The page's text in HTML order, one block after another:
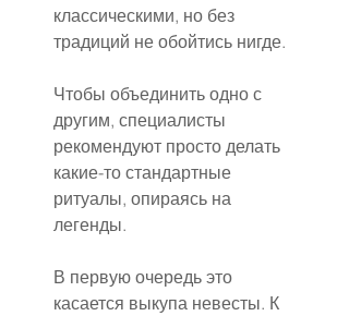
классическими, но без
традиций не обойтись нигде.
Чтобы объединить одно с
другим, специалисты
рекомендуют просто делать
какие-то стандартные
ритуалы, опираясь на
легенды.
В первую очередь это
касается выкупа невесты. К